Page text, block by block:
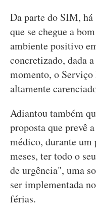
Da parte do SIM,
que se chegue a
ambiente positivo
concretizado, dada
momento, o Serviço
altamente
Adiantou também
proposta que prevê
médico, durante um
meses, ter todo o
de urgência", uma
ser implementada
férias.